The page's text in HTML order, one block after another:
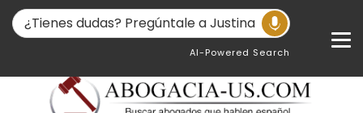
AI-Powered Search